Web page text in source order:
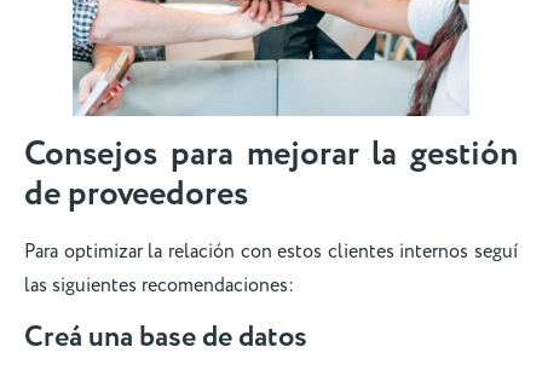
Consejos para mejorar la gestión
de proveedores
Para optimizar la relación con estos clientes internos seguí
las siguientes recomendaciones:
Creá una base de datos